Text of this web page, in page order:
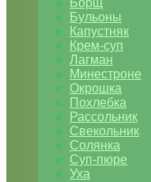
Борщ
Бульоны
Капустняк
Крем-суп
Лагман
Минестроне
Окрошка
Похлебка
Рассольник
Свекольник
Солянка
Суп-пюре
Уха